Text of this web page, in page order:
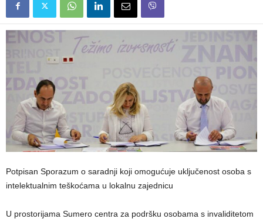
Potpisan Sporazum o saradnji koji omogućuje uključenost osoba s
intelektualnim teškoćama u lokalnu zajednicu
U prostorijama Sumero centra za podršku osobama s invaliditetom